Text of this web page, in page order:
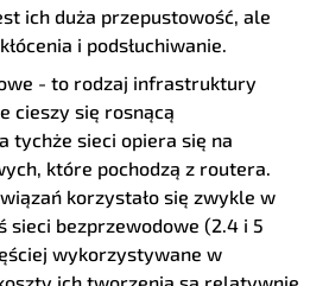
ich duża przepustowość, ale
i podsłuchiwanie.
- to rodzaj infrastruktury
cieszy się rosnącą
tychże sieci opiera się na
które pochodzą z routera.
korzystało się zwykle w
sieci bezprzewodowe (2.4 i 5
wykorzystywane w